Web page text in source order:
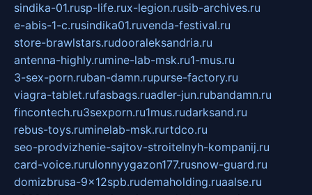
sindika-01.rusp-life.rux-legion.rusib-archives.ru
e-abis-1-c.rusindika01.ruvenda-festival.ru
store-brawlstars.rudooraleksandria.ru
antenna-highly.rumine-lab-msk.ru1-mus.ru
3-sex-porn.ruban-damn.rupurse-factory.ru
viagra-tablet.rufasbags.ruadler-jun.rubandamn.ru
fincontech.ru3sexporn.ru1mus.rudarksand.ru
rebus-toys.ruminelab-msk.rurtdco.ru
seo-prodvizhenie-sajtov-stroitelnyh-kompanij.ru
card-voice.rurulonnyygazon177.rusnow-guard.ru
domizbrusa-9x12spb.rudemaholding.ruaalse.ru